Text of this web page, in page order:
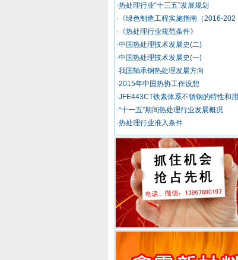
舟山市7412工厂
宁波上工工具公司
宁海县新城金属化工有限公司
宁波华一汽缝实业有限公司
余姚市震达精工机械有限公司
宁海县正新热处理厂
宁波北仑永利机械制造厂
宁波市鄞州精艺机电厂
奉化市瑞锋特种电炉厂
奉化市飞达光亮气氛电炉厂
宁波北仑真空热处理一厂
宁波市北仑科源热处理技术有限公司
余姚华腾电器有限公司
鲍迪克（宁波）热处理有限公司
宁波万宝隆机械有限公司
宁波市镇海华星热处理设备有限公司
宁海大众热处理厂
舟山市正源标准件有限公司
浙江大山金属科技有限公司
国宏润滑油（中国）有限公司宁波办
宁波嘉隆金属处理技术服务有限公司
宁波市宁海县城关益丰热处理厂
奉化市热处理有限公司
·热处理行业“十三五”发展规划
·《绿色制造工程实施指南（2016-202
·《热处理行业规范条件》
·中国热处理技术发展史(二)
·中国热处理技术发展史(一)
·我国轴承钢热处理发展方向
·2015年中国热协工作设想
·JFE443CT铁素体系不锈钢的特性和用
·“十一五”期间热处理行业发展概况
·热处理行业准入条件